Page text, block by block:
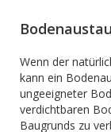
Wenn der
kann ein
ungeeigneter
verdichtbaren
Baugrunds zu